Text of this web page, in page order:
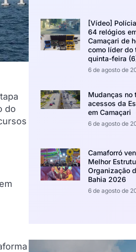
do
[Vídeo]
64 relógios
Camaçari de
como líder do
quinta-feira
6 de agosto de
Mudanças no
acessos da
em Camaçari
6 de agosto de
Camaforró
Melhor
Organização
Bahia 2026
6 de agosto de